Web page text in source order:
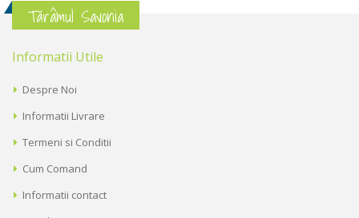
Tărâmul Savonia
Informatii Utile
Despre Noi
Informatii Livrare
Termeni si Conditii
Cum Comand
Informatii contact